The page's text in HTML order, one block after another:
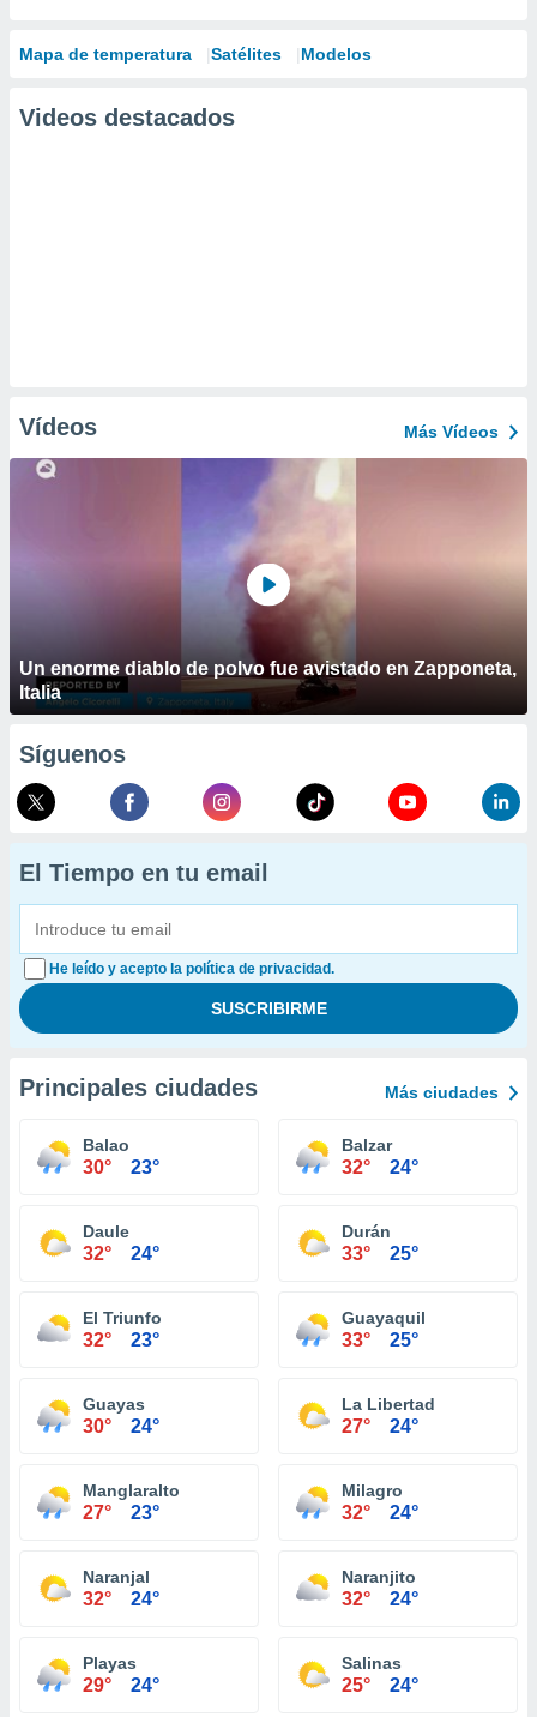
Mapa de temperatura Satélites Modelos
Videos destacados
Vídeos Más Vídeos
Un enorme diablo de polvo fue avistado en Zapponeta,
Italia
Síguenos
El Tiempo en tu email
He leído y acepto la política de privacidad.
Principales ciudades Más ciudades
Balao
30° 23°
Balzar
32° 24°
Daule
32° 24°
Durán
33° 25°
El Triunfo
32° 23°
Guayaquil
33° 25°
Guayas
30° 24°
La Libertad
27° 24°
Manglaralto
27° 23°
Milagro
32° 24°
Naranjal
32° 24°
Naranjito
32° 24°
Playas
29° 24°
Salinas
25° 24°